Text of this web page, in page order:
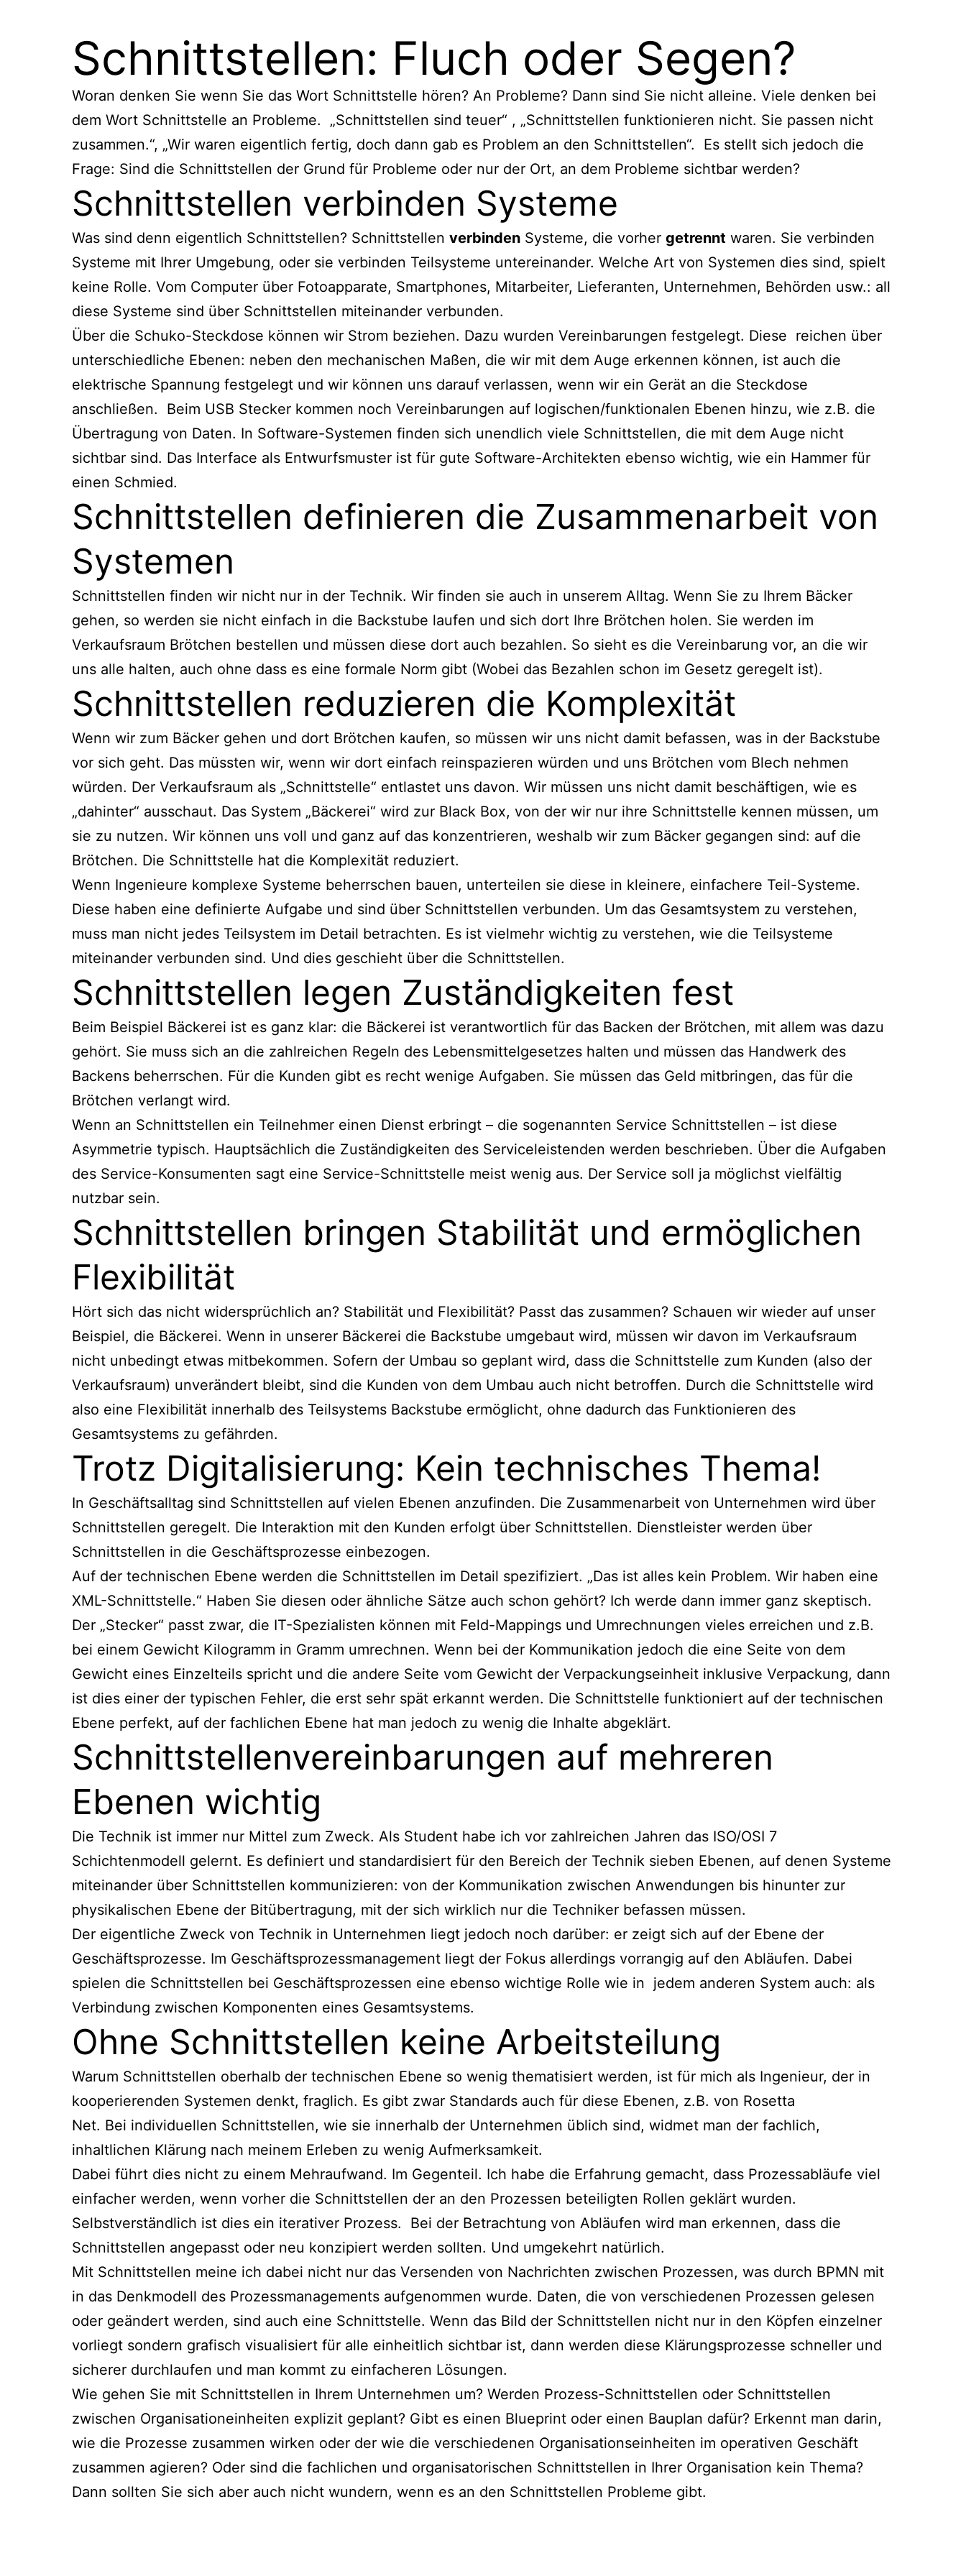
Schnittstellen: Fluch oder Segen?
Woran denken Sie wenn Sie das Wort Schnittstelle hören? An Probleme? Dann sind Sie nicht alleine. Viele denken bei
dem Wort Schnittstelle an Probleme. „Schnittstellen sind teuer“ , „Schnittstellen funktionieren nicht. Sie passen nicht
zusammen.“, „Wir waren eigentlich fertig, doch dann gab es Problem an den Schnittstellen“. Es stellt sich jedoch die
Frage: Sind die Schnittstellen der Grund für Probleme oder nur der Ort, an dem Probleme sichtbar werden?
Schnittstellen verbinden Systeme
Was sind denn eigentlich Schnittstellen? Schnittstellen verbinden Systeme, die vorher getrennt waren. Sie verbinden
Systeme mit Ihrer Umgebung, oder sie verbinden Teilsysteme untereinander. Welche Art von Systemen dies sind, spielt
keine Rolle. Vom Computer über Fotoapparate, Smartphones, Mitarbeiter, Lieferanten, Unternehmen, Behörden usw.: all
diese Systeme sind über Schnittstellen miteinander verbunden.
Über die Schuko-Steckdose können wir Strom beziehen. Dazu wurden Vereinbarungen festgelegt. Diese reichen über
unterschiedliche Ebenen: neben den mechanischen Maßen, die wir mit dem Auge erkennen können, ist auch die
elektrische Spannung festgelegt und wir können uns darauf verlassen, wenn wir ein Gerät an die Steckdose
anschließen. Beim USB Stecker kommen noch Vereinbarungen auf logischen/funktionalen Ebenen hinzu, wie z.B. die
Übertragung von Daten. In Software-Systemen finden sich unendlich viele Schnittstellen, die mit dem Auge nicht
sichtbar sind. Das Interface als Entwurfsmuster ist für gute Software-Architekten ebenso wichtig, wie ein Hammer für
einen Schmied.
Schnittstellen definieren die Zusammenarbeit von
Systemen
Schnittstellen finden wir nicht nur in der Technik. Wir finden sie auch in unserem Alltag. Wenn Sie zu Ihrem Bäcker
gehen, so werden sie nicht einfach in die Backstube laufen und sich dort Ihre Brötchen holen. Sie werden im
Verkaufsraum Brötchen bestellen und müssen diese dort auch bezahlen. So sieht es die Vereinbarung vor, an die wir
uns alle halten, auch ohne dass es eine formale Norm gibt (Wobei das Bezahlen schon im Gesetz geregelt ist).
Schnittstellen reduzieren die Komplexität
Wenn wir zum Bäcker gehen und dort Brötchen kaufen, so müssen wir uns nicht damit befassen, was in der Backstube
vor sich geht. Das müssten wir, wenn wir dort einfach reinspazieren würden und uns Brötchen vom Blech nehmen
würden. Der Verkaufsraum als „Schnittstelle“ entlastet uns davon. Wir müssen uns nicht damit beschäftigen, wie es
„dahinter“ ausschaut. Das System „Bäckerei“ wird zur Black Box, von der wir nur ihre Schnittstelle kennen müssen, um
sie zu nutzen. Wir können uns voll und ganz auf das konzentrieren, weshalb wir zum Bäcker gegangen sind: auf die
Brötchen. Die Schnittstelle hat die Komplexität reduziert.
Wenn Ingenieure komplexe Systeme beherrschen bauen, unterteilen sie diese in kleinere, einfachere Teil-Systeme.
Diese haben eine definierte Aufgabe und sind über Schnittstellen verbunden. Um das Gesamtsystem zu verstehen,
muss man nicht jedes Teilsystem im Detail betrachten. Es ist vielmehr wichtig zu verstehen, wie die Teilsysteme
miteinander verbunden sind. Und dies geschieht über die Schnittstellen.
Schnittstellen legen Zuständigkeiten fest
Beim Beispiel Bäckerei ist es ganz klar: die Bäckerei ist verantwortlich für das Backen der Brötchen, mit allem was dazu
gehört. Sie muss sich an die zahlreichen Regeln des Lebensmittelgesetzes halten und müssen das Handwerk des
Backens beherrschen. Für die Kunden gibt es recht wenige Aufgaben. Sie müssen das Geld mitbringen, das für die
Brötchen verlangt wird.
Wenn an Schnittstellen ein Teilnehmer einen Dienst erbringt – die sogenannten Service Schnittstellen – ist diese
Asymmetrie typisch. Hauptsächlich die Zuständigkeiten des Serviceleistenden werden beschrieben. Über die Aufgaben
des Service-Konsumenten sagt eine Service-Schnittstelle meist wenig aus. Der Service soll ja möglichst vielfältig
nutzbar sein.
Schnittstellen bringen Stabilität und ermöglichen
Flexibilität
Hört sich das nicht widersprüchlich an? Stabilität und Flexibilität? Passt das zusammen? Schauen wir wieder auf unser
Beispiel, die Bäckerei. Wenn in unserer Bäckerei die Backstube umgebaut wird, müssen wir davon im Verkaufsraum
nicht unbedingt etwas mitbekommen. Sofern der Umbau so geplant wird, dass die Schnittstelle zum Kunden (also der
Verkaufsraum) unverändert bleibt, sind die Kunden von dem Umbau auch nicht betroffen. Durch die Schnittstelle wird
also eine Flexibilität innerhalb des Teilsystems Backstube ermöglicht, ohne dadurch das Funktionieren des
Gesamtsystems zu gefährden.
Trotz Digitalisierung: Kein technisches Thema!
In Geschäftsalltag sind Schnittstellen auf vielen Ebenen anzufinden. Die Zusammenarbeit von Unternehmen wird über
Schnittstellen geregelt. Die Interaktion mit den Kunden erfolgt über Schnittstellen. Dienstleister werden über
Schnittstellen in die Geschäftsprozesse einbezogen.
Auf der technischen Ebene werden die Schnittstellen im Detail spezifiziert. „Das ist alles kein Problem. Wir haben eine
XML-Schnittstelle.“ Haben Sie diesen oder ähnliche Sätze auch schon gehört? Ich werde dann immer ganz skeptisch.
Der „Stecker“ passt zwar, die IT-Spezialisten können mit Feld-Mappings und Umrechnungen vieles erreichen und z.B.
bei einem Gewicht Kilogramm in Gramm umrechnen. Wenn bei der Kommunikation jedoch die eine Seite von dem
Gewicht eines Einzelteils spricht und die andere Seite vom Gewicht der Verpackungseinheit inklusive Verpackung, dann
ist dies einer der typischen Fehler, die erst sehr spät erkannt werden. Die Schnittstelle funktioniert auf der technischen
Ebene perfekt, auf der fachlichen Ebene hat man jedoch zu wenig die Inhalte abgeklärt.
Schnittstellenvereinbarungen auf mehreren
Ebenen wichtig
Die Technik ist immer nur Mittel zum Zweck. Als Student habe ich vor zahlreichen Jahren das ISO/OSI 7
Schichtenmodell gelernt. Es definiert und standardisiert für den Bereich der Technik sieben Ebenen, auf denen Systeme
miteinander über Schnittstellen kommunizieren: von der Kommunikation zwischen Anwendungen bis hinunter zur
physikalischen Ebene der Bitübertragung, mit der sich wirklich nur die Techniker befassen müssen.
Der eigentliche Zweck von Technik in Unternehmen liegt jedoch noch darüber: er zeigt sich auf der Ebene der
Geschäftsprozesse. Im Geschäftsprozessmanagement liegt der Fokus allerdings vorrangig auf den Abläufen. Dabei
spielen die Schnittstellen bei Geschäftsprozessen eine ebenso wichtige Rolle wie in jedem anderen System auch: als
Verbindung zwischen Komponenten eines Gesamtsystems.
Ohne Schnittstellen keine Arbeitsteilung
Warum Schnittstellen oberhalb der technischen Ebene so wenig thematisiert werden, ist für mich als Ingenieur, der in
kooperierenden Systemen denkt, fraglich. Es gibt zwar Standards auch für diese Ebenen, z.B. von Rosetta
Net. Bei individuellen Schnittstellen, wie sie innerhalb der Unternehmen üblich sind, widmet man der fachlich,
inhaltlichen Klärung nach meinem Erleben zu wenig Aufmerksamkeit.
Dabei führt dies nicht zu einem Mehraufwand. Im Gegenteil. Ich habe die Erfahrung gemacht, dass Prozessabläufe viel
einfacher werden, wenn vorher die Schnittstellen der an den Prozessen beteiligten Rollen geklärt wurden.
Selbstverständlich ist dies ein iterativer Prozess. Bei der Betrachtung von Abläufen wird man erkennen, dass die
Schnittstellen angepasst oder neu konzipiert werden sollten. Und umgekehrt natürlich.
Mit Schnittstellen meine ich dabei nicht nur das Versenden von Nachrichten zwischen Prozessen, was durch BPMN mit
in das Denkmodell des Prozessmanagements aufgenommen wurde. Daten, die von verschiedenen Prozessen gelesen
oder geändert werden, sind auch eine Schnittstelle. Wenn das Bild der Schnittstellen nicht nur in den Köpfen einzelner
vorliegt sondern grafisch visualisiert für alle einheitlich sichtbar ist, dann werden diese Klärungsprozesse schneller und
sicherer durchlaufen und man kommt zu einfacheren Lösungen.
Wie gehen Sie mit Schnittstellen in Ihrem Unternehmen um? Werden Prozess-Schnittstellen oder Schnittstellen
zwischen Organisationeinheiten explizit geplant? Gibt es einen Blueprint oder einen Bauplan dafür? Erkennt man darin,
wie die Prozesse zusammen wirken oder der wie die verschiedenen Organisationseinheiten im operativen Geschäft
zusammen agieren? Oder sind die fachlichen und organisatorischen Schnittstellen in Ihrer Organisation kein Thema?
Dann sollten Sie sich aber auch nicht wundern, wenn es an den Schnittstellen Probleme gibt.